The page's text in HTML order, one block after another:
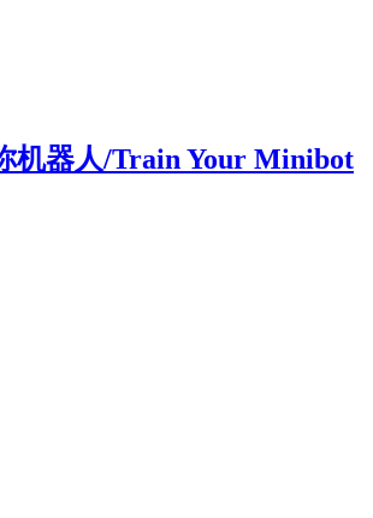
机器人/Train Your Minibot